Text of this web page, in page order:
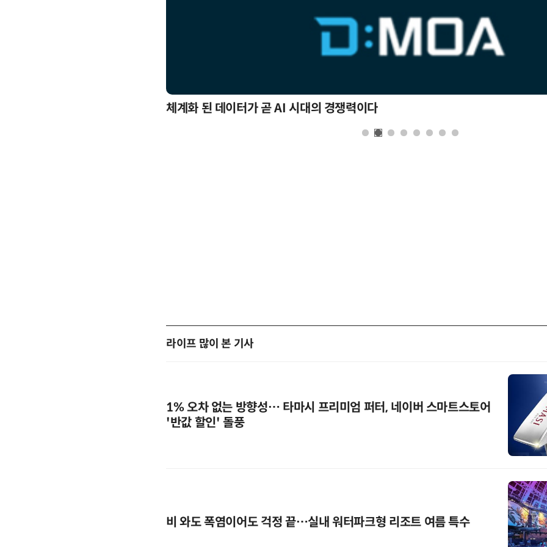
체계화 된 데이터가 곧 AI 시대의 경쟁력이다
라이프 많이 본 기사
1% 오차 없는 방향성… 타마시 프리미엄 퍼터, 네이버 스마트스토어
'반값 할인' 돌풍
비 와도 폭염이어도 걱정 끝…실내 워터파크형 리조트 여름 특수